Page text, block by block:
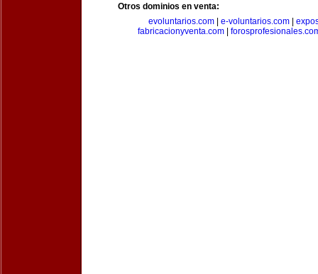
Otros dominios en venta:
evoluntarios.com
e-voluntarios.com
fabricacionyventa.com|